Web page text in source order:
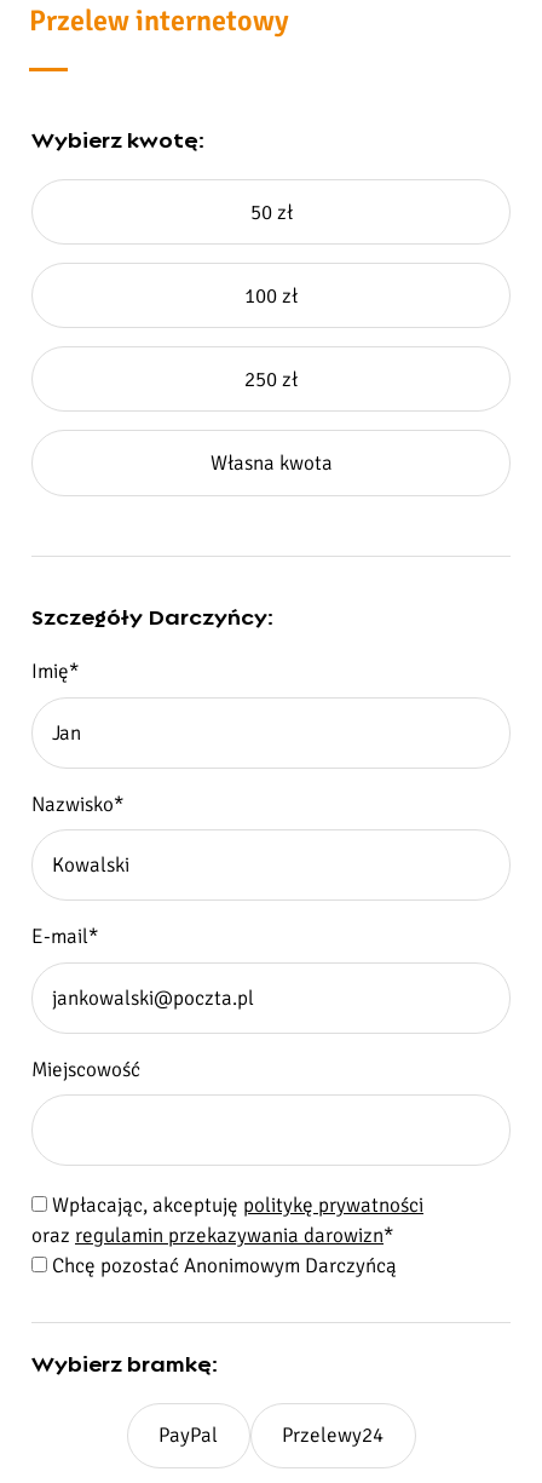
Przelew internetowy
Wybierz kwotę:
50 zł
100 zł
250 zł
Własna kwota
Szczegóły Darczyńcy:
Imię*
Nazwisko*
E-mail*
Miejscowość
Z
g
o
:
Wpłacając, akceptuję politykę prywatności
oraz regulamin przekazywania darowizn*
Chcę pozostać Anonimowym Darczyńcą
Wybierz bramkę:
PayPal Przelewy24